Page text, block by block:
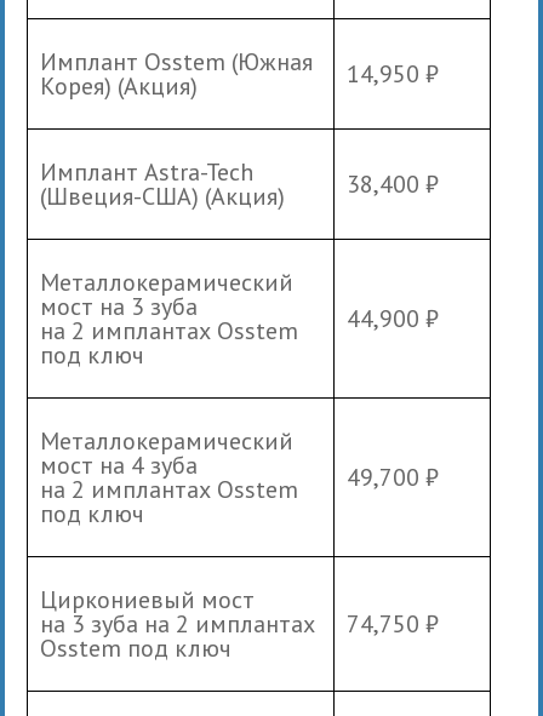
Имплант Osstem (Южная
Корея) (Акция) 14,950 ₽
Имплант Astra-Tech
(Швеция-США) (Акция) 38,400 ₽
Металлокерамический
мост на 3 зуба
на 2 имплантах Osstem
под ключ
44,900 ₽
Металлокерамический
мост на 4 зуба
на 2 имплантах Osstem
под ключ
49,700 ₽
Циркониевый мост
на 3 зуба на 2 имплантах
Osstem под ключ
74,750 ₽